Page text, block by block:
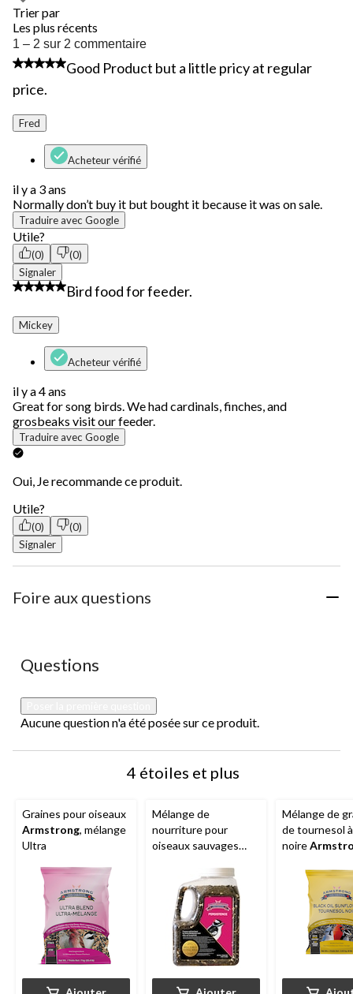
Trier par
Les plus récents
1
à
2
sur
2
commentaire.
1 – 2 sur 2 commentaire
4 étoile(s) sur 5.
Good Product but a little pricy at regular
price.
Fred
Acheteur vérifié
il y a 3 ans
Normally don’t buy it but bought it because it was on sale.
Traduire avec Google
Utile?
(0)
(0)
Signaler
5 étoile(s) sur 5.
Bird food for feeder.
Mickey
Acheteur vérifié
il y a 4 ans
Great for song birds. We had cardinals, finches, and
grosbeaks visit our feeder.
Traduire avec Google
Oui, Je recommande ce produit.
Utile?
(0)
(0)
Signaler
Foire aux questions
Aucune question n'a été posée sur ce produit.
Questions
Aucune question n'a été posée sur ce produit.
4 étoiles et plus
Graines pour oiseaux
Armstrong, mélange
Ultra
Mélange de
nourriture pour
oiseaux sauvages
Royal Persistance
Tenace, bidon de 2 kg
pour pics mineurs
Mélange de
de tournesol
noire